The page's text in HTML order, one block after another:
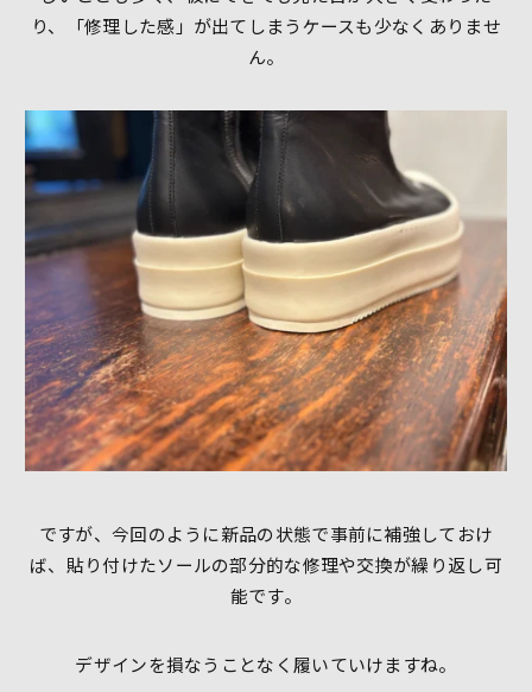
り、「修理した感」が出てしまうケースも少なくありませ
ん。
ですが、今回のように新品の状態で事前に補強しておけ
ば、貼り付けたソールの部分的な修理や交換が繰り返し可
能です。
デザインを損なうことなく履いていけますね。